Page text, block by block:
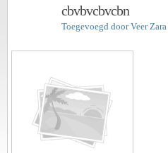
cbvbvcbvcbn
Toegevoegd doorVeer Zara